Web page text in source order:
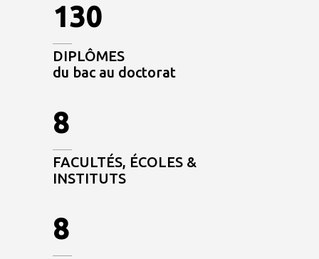
130
DIPLÔMES
du bac au doctorat
8
FACULTÉS, ÉCOLES &
INSTITUTS
8